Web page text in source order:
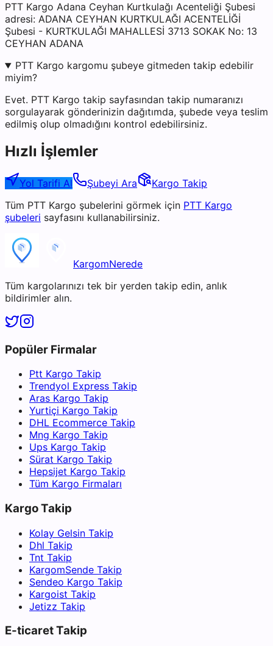
PTT Kargo Adana Ceyhan Kurtkulağı Acenteliği Şubesi
adresi: ADANA CEYHAN KURTKULAĞI ACENTELİĞİ
Şubesi - KURTKULAĞI MAHALLESİ 3713 SOKAK No: 13
CEYHAN ADANA
PTT Kargo kargomu şubeye gitmeden takip edebilir
miyim?
Evet. PTT Kargo takip sayfasından takip numaranızı
sorgulayarak gönderinizin dağıtımda, şubede veya teslim
edilmiş olup olmadığını kontrol edebilirsiniz.
Hızlı İşlemler
Yol Tarifi Al Şubeyi Ara
Kargo Takip
Tüm PTT Kargo şubelerini görmek için PTT Kargo
şubeleri sayfasını kullanabilirsiniz.
KargomNerede
Tüm kargolarınızı tek bir yerden takip edin, anlık
bildirimler alın.
Popüler Firmalar
Ptt Kargo Takip
Trendyol Express Takip
Aras Kargo Takip
Yurtiçi Kargo Takip
DHL Ecommerce Takip
Mng Kargo Takip
Ups Kargo Takip
Sürat Kargo Takip
Hepsijet Kargo Takip
Tüm Kargo Firmaları
Kargo Takip
Kolay Gelsin Takip
Dhl Takip
Tnt Takip
KargomSende Takip
Sendeo Kargo Takip
Kargoist Takip
Jetizz Takip
E-ticaret Takip